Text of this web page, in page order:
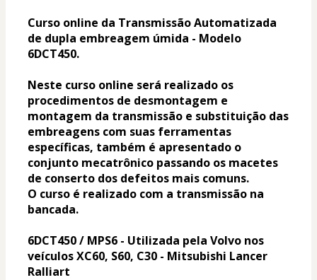
Curso online da Transmissão Automatizada
de dupla embreagem úmida - Modelo
6DCT450.
Neste curso online será realizado os
procedimentos de desmontagem e
montagem da transmissão e substituição das
embreagens com suas ferramentas
específicas, também é apresentado o
conjunto mecatrônico passando os macetes
de conserto dos defeitos mais comuns.
O curso é realizado com a transmissão na
bancada.
6DCT450 / MPS6 - Utilizada pela Volvo nos
veículos XC60, S60, C30 - Mitsubishi Lancer
Ralliart